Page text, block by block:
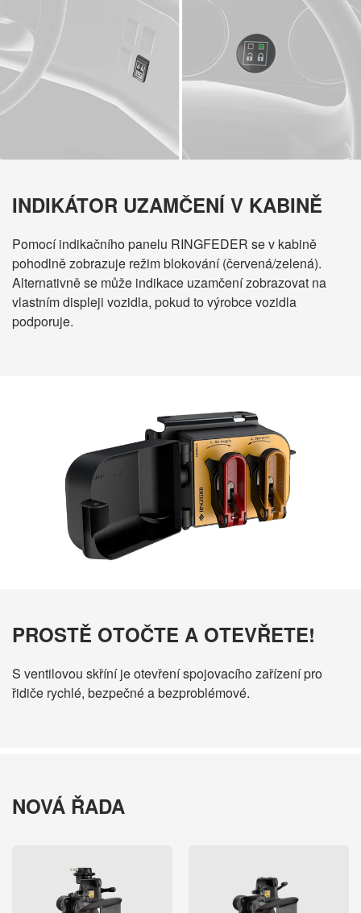
Español
Français
Polskie
Português
Russian
INDIKÁTOR UZAMČENÍ V KABINĚ
Pomocí indikačního panelu RINGFEDER se v kabině
pohodlně zobrazuje režim blokování (červená/zelená).
Alternativně se může indikace uzamčení zobrazovat na
vlastním displeji vozidla, pokud to výrobce vozidla
podporuje.
PROSTĚ OTOČTE A OTEVŘETE!
S ventilovou skříní je otevření spojovacího zařízení pro
řidiče rychlé, bezpečné a bezproblémové.
NOVÁ ŘADA